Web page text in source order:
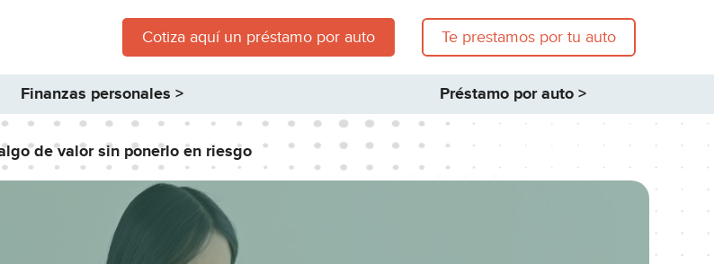
Cotiza aquí un préstamo por auto Te prestamos por tu auto
Finanzas personales > Préstamo por auto >
de valor sin ponerlo en riesgo